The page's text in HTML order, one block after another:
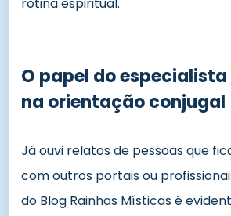
rotina espiritual.
O papel do
na orientação conjugal
Já ouvi relatos de pessoas que
com outros portais ou
do Blog Rainhas Místicas é